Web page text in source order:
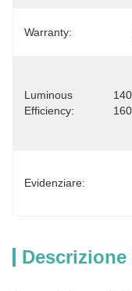
Warranty:
Luminous
Efficiency:
Evidenziare: